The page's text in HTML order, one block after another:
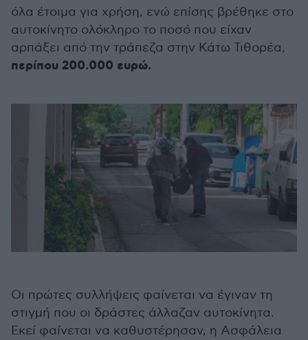
όλα έτοιμα για χρήση, ενώ επίσης βρέθηκε στο
αυτοκίνητο ολόκληρο το ποσό που είχαν
αρπάξει από την τράπεζα στην Κάτω Τιθορέα,
περίπου 200.000 ευρώ.
Οι πρώτες συλλήψεις φαίνεται να έγιναν τη
στιγμή που οι δράστες άλλαζαν αυτοκίνητα.
Εκεί φαίνεται να καθυστέρησαν, η Ασφάλεια